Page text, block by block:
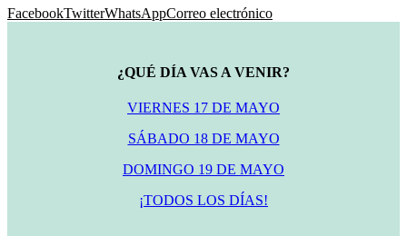
FacebookTwitterWhatsAppCorreo electrónico
¿QUÉ DÍA VAS A VENIR?
VIERNES 17 DE MAYO
SÁBADO 18 DE MAYO
DOMINGO 19 DE MAYO
¡TODOS LOS DÍAS!